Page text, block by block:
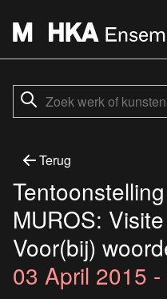
Terug
MUROS:
Voor(bij)
03 April 2015